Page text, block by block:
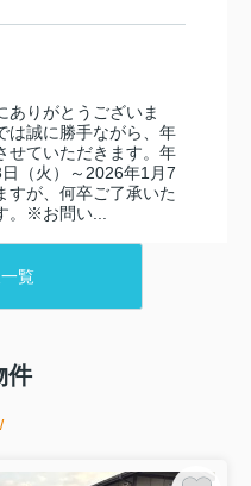
ありがとうございま
は誠に勝手ながら、年
せていただきます。年
（火）～2026年1月7
すが、何卒ご了承いた
。※お問い...
覧
件